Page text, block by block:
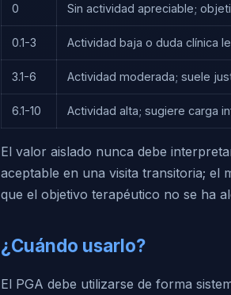
0 Sin actividad apreciable;
0.1-3 Actividad baja o duda clínica
3.1-6 Actividad moderada; suele
6.1-10 Actividad alta; sugiere carga
El valor aislado nunca debe
aceptable en una visita transitoria; el
que el objetivo terapéutico no se ha
¿Cuándo usarlo?
El PGA debe utilizarse de forma